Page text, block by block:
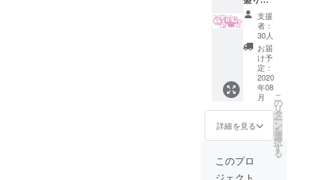
い。 ※
後日、
備考欄
ご記入
いただ
いたお
名前を
変更す
ること
はでき
ん。 ※
特殊記
フォン
トに
価格で
す）
【スペ
シャル
サンク
ス掲載
権につ
いて】
※備考欄
に掲載
したい
しくは
す。も
けん
ちゅと
して名
前を刻
みませ
んか？
・【サ
イン入
り】香
坂きの
アルバ
得セッ
ト】 ・
香坂き
のオリ
ジナル
CDアル
バム
「イメ
ロロギ
オ」 1
枚 ・も
けん
ゴトー
トバッ
支援
者：
30人
お届
け予
定：
2020
年08
月
詳細を見る
こ
の
リ
タ
ー
ン
を
選
択
す
る
このプロ